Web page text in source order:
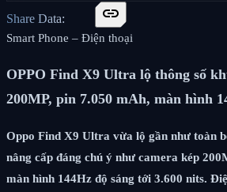
Share Data:
link
Smart Phone – Điện thoại
OPPO Find X9 Ultra lộ thông số
200MP, pin 7.050 mAh, màn hình
Oppo Find X9 Ultra vừa lộ gần như toàn
nâng cấp đáng chú ý như camera kép
màn hình 144Hz độ sáng tới 3.600 nits.